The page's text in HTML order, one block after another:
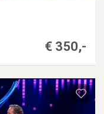
€ 350,-